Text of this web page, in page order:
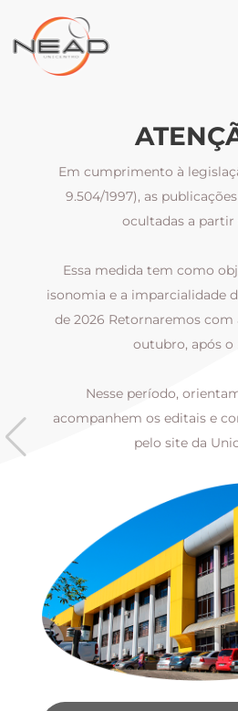
Em cumprimento à
9.504/1997), as
ocultadas a partir
Essa medida tem como
isonomia e a imparcialidade
de 2026 Retornaremos com
outubro, após o
Nesse período,
acompanhem os editais e
pelo site da